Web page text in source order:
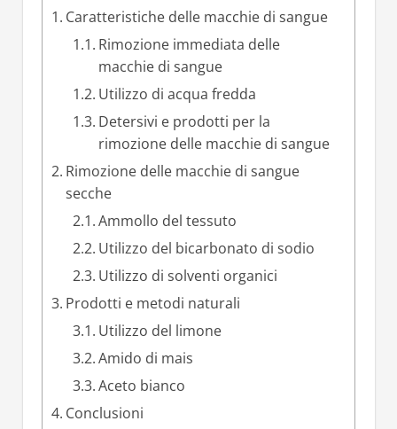
Caratteristiche delle macchie di sangue
Rimozione immediata delle
macchie di sangue
Utilizzo di acqua fredda
Detersivi e prodotti per la
rimozione delle macchie di sangue
Rimozione delle macchie di sangue
secche
Ammollo del tessuto
Utilizzo del bicarbonato di sodio
Utilizzo di solventi organici
Prodotti e metodi naturali
Utilizzo del limone
Amido di mais
Aceto bianco
Conclusioni